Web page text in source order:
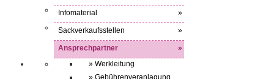
Infomaterial »
Sackverkaufsstellen »
Ansprechpartner
»
» Werkleitung
» Gebührenveranlagung